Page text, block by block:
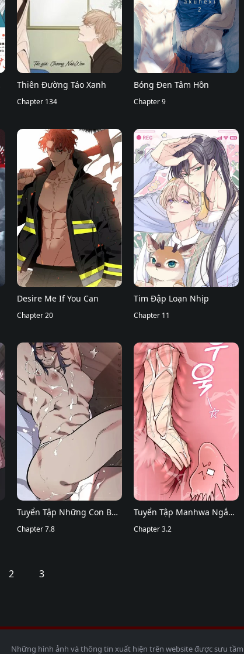
Thiên Đường Táo Xanh
Chapter 134
Bóng Đen Tâm Hồn
Chapter 9
Desire Me If You Can
Chapter 20
Tim Đập Loạn Nhịp
Chapter 11
Tuyển Tập Những Con Bot
Dâm Múp Rụp
Chapter 7.8
Tuyển Tập Manhwa Ngắn
Bạo Dăm
Chapter 3.2
2 3
Những hình ảnh và thông tin xuất hiện trên website được sưu